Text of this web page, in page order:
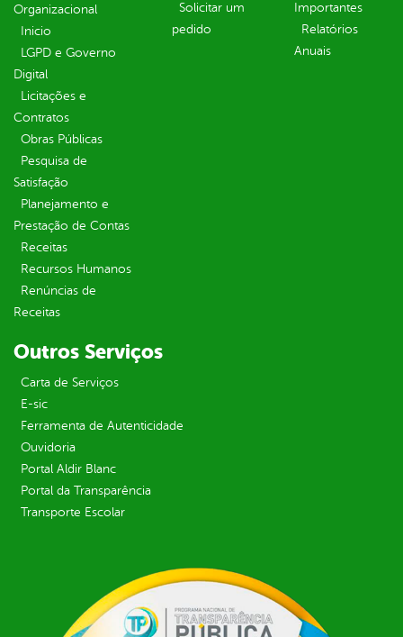
Organizacional
Inicio
LGPD e Governo
Digital
Licitações e
Contratos
Obras Públicas
Pesquisa de
Satisfação
Planejamento e
Prestação de Contas
Receitas
Recursos Humanos
Renúncias de
Receitas
Solicitar um
pedido
Importantes
Relatórios
Anuais
Outros Serviços
Carta de Serviços
E-sic
Ferramenta de Autenticidade
Ouvidoria
Portal Aldir Blanc
Portal da Transparência
Transporte Escolar